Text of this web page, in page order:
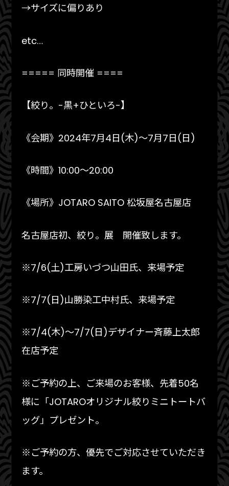
→サイズに偏りあり
etc…
===== 同時開催 ====
【絞り。-黒+ひといろ-】
《会期》2024年7月4日(木)〜7月7日(日)
《時間》10:00〜20:00
《場所》JOTARO SAITO 松坂屋名古屋店
名古屋店初、絞り。展 開催致します。
※7/6(土)工房いづつ山田氏、来場予定
※7/7(日)山勝染工中村氏、来場予定
※7/4(木)〜7/7(日)デザイナー斉藤上太郎
在店予定
※ご予約の上、ご来場のお客様、先着50名
様に「JOTAROオリジナル絞りミニトートバ
ッグ」プレゼント。
※ご予約の方、優先でご対応させていただき
ます。